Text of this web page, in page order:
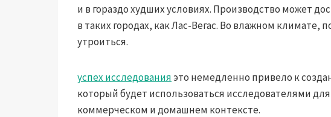
и в гораздо худших условиях. Производство может
в таких городах, как Лас-Вегас. Во влажном
утроиться.
успех исследованияэто немедленно привело к
который будет использоваться исследователями
коммерческом и домашнем контексте.